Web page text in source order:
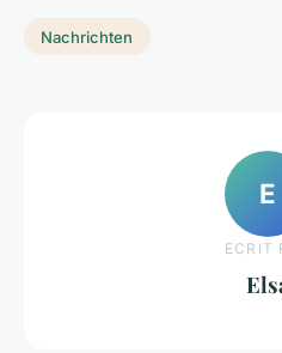
Nachrichten
E
ECRIT